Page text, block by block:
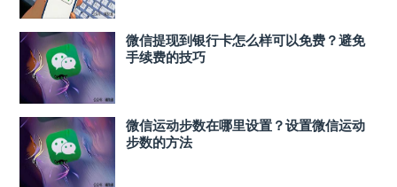
微信提现到银行卡怎么样可以免费？避免
手续费的技巧
微信运动步数在哪里设置？设置微信运动
步数的方法